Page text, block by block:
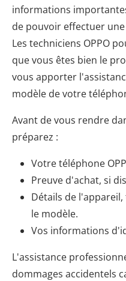
informations
de pouvoir effectuer
Les techniciens OPPO
que vous êtes bien le
vous apporter
modèle de votre
Avant de vous rendre
préparez :
Votre téléphone
Preuve d'achat, si
Détails de
le modèle.
Vos informations
L'assistance
dommages accidentels